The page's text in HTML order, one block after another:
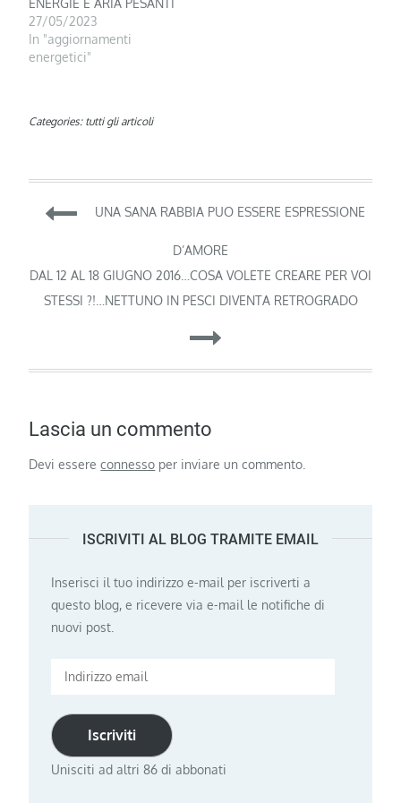
27/05/2023
In "aggiornamenti
energetici"
Categories: tutti gli articoli
Navigazione
articoli
UNA SANA RABBIA PUO ESSERE ESPRESSIONE
D’AMORE
DAL 12 AL 18 GIUGNO 2016…COSA VOLETE CREARE PER VOI
STESSI ?!…NETTUNO IN PESCI DIVENTA RETROGRADO
Lascia un commento
Devi essereconnesso per inviare un commento.
ISCRIVITI AL BLOG TRAMITE EMAIL
Inserisci il tuo indirizzo e-mail per iscriverti a
questo blog, e ricevere via e-mail le notifiche di
nuovi post.
Indirizzo
Iscriviti
Unisciti ad altri 86 di abbonati